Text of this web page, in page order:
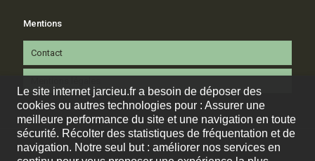
Mentions
Contact
Le site internet jarcieu.fr a besoin de déposer des
cookies ou autres technologies pour : Assurer une
meilleure performance du site et une navigation en toute
sécurité. Récolter des statistiques de fréquentation et de
navigation. Notre seul but : améliorer nos services en